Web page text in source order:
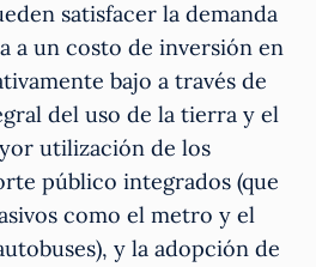
satisfacer la demanda
a un costo de inversión en
bajo a través de
del uso de la tierra y el
utilización de los
público integrados (que
como el metro y el
y la adopción de